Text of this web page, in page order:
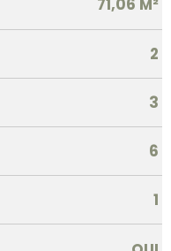
71,06 M²
2
3
6
1